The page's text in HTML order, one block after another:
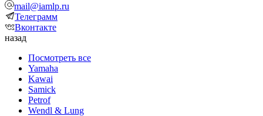
mail@iamlp.ru
Телеграмм
Вконтакте
назад
Посмотреть все
Yamaha
Kawai
Samick
Petrof
Wendl & Lung